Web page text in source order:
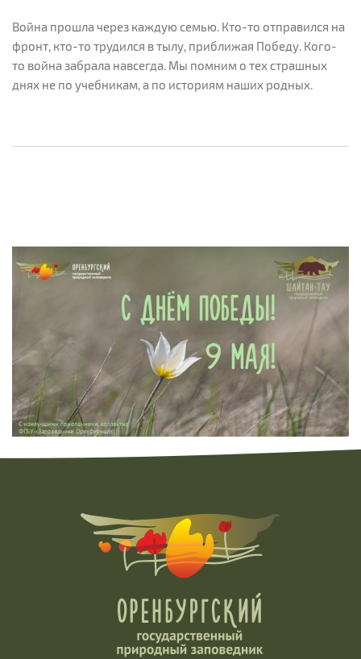
Война прошла через каждую семью. Кто-то отправился на
фронт, кто-то трудился в тылу, приближая Победу. Кого-
то война забрала навсегда. Мы помним о тех страшных
днях не по учебникам, а по историям наших родных.